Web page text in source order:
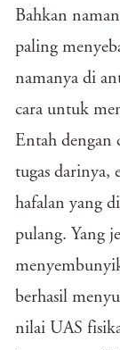
Bahkan
paling
namanya di
cara untuk
Entah dengan
tugas darinya,
hafalan yang
pulang. Yang
berhasil
nilai UAS